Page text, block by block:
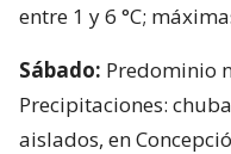
entre 1 y 6 °C;
Sábado: Predominio
Precipitaciones:
aislados, en